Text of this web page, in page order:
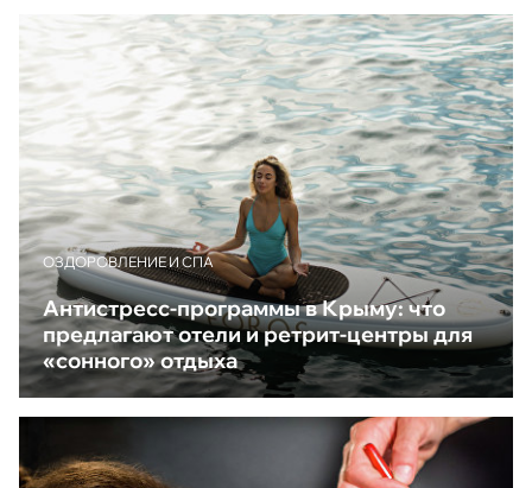
ОЗДОРОВЛЕНИЕ И СПА
Антистресс-программы в Крыму: что
предлагают отели и ретрит-центры для
«сонного» отдыха